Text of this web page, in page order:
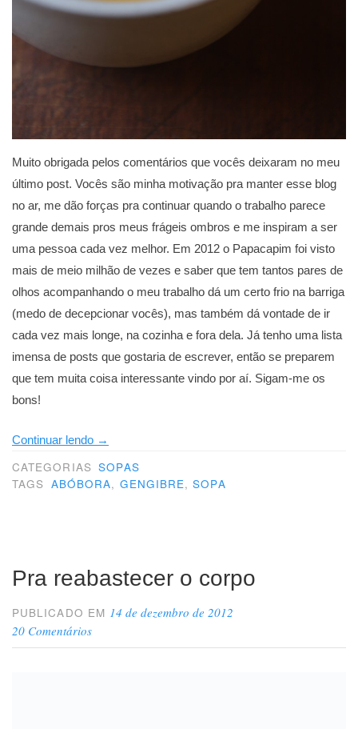
Muito obrigada pelos comentários que vocês deixaram no meu
último post. Vocês são minha motivação pra manter esse blog
no ar, me dão forças pra continuar quando o trabalho parece
grande demais pros meus frágeis ombros e me inspiram a ser
uma pessoa cada vez melhor. Em 2012 o Papacapim foi visto
mais de meio milhão de vezes e saber que tem tantos pares de
olhos acompanhando o meu trabalho dá um certo frio na barriga
(medo de decepcionar vocês), mas também dá vontade de ir
cada vez mais longe, na cozinha e fora dela. Já tenho uma lista
imensa de posts que gostaria de escrever, então se preparem
que tem muita coisa interessante vindo por aí. Sigam-me os
bons!
Continuar lendo “Queridos
leitores,”
→
CATEGORIAS SOPAS
TAGS ABÓBORA, GENGIBRE,SOPA
Pra reabastecer o corpo
PUBLICADO EM 14 de dezembro de 2012
20 Comentários